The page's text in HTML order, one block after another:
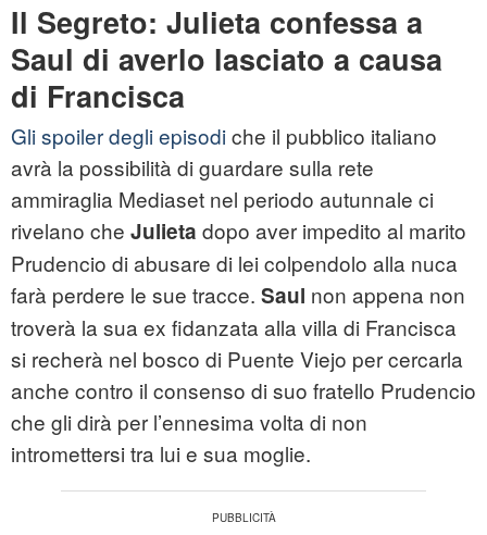
Il Segreto: Julieta confessa a
Saul di averlo lasciato a causa
di Francisca
Gli spoiler degli episodiche il pubblico italiano
avrà la possibilità di guardare sulla rete
ammiraglia Mediaset nel periodo autunnale ci
rivelano che Julieta dopo aver impedito al marito
Prudencio di abusare di lei colpendolo alla nuca
farà perdere le sue tracce. Saul non appena non
troverà la sua ex fidanzata alla villa di Francisca
si recherà nel bosco di Puente Viejo per cercarla
anche contro il consenso di suo fratello Prudencio
che gli dirà per l’ennesima volta di non
intromettersi tra lui e sua moglie.